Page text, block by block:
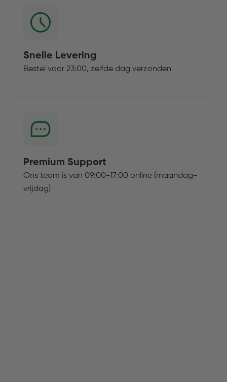
Snelle Levering
Bestel voor 23:00, zelfde dag verzonden
Premium Support
Ons team is van 09:00-17:00 online (maandag-
vrijdag)